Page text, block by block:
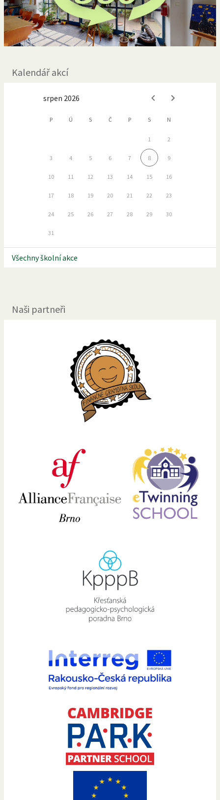
Kalendář akcí
srpen 2026
P Ú S Č P S N
1 2
3 4 5 6 7 8 9
10 11 12 13 14 15 16
17 18 19 20 21 22 23
24 25 26 27 28 29 30
31
Všechny školní akce
Naši partneři